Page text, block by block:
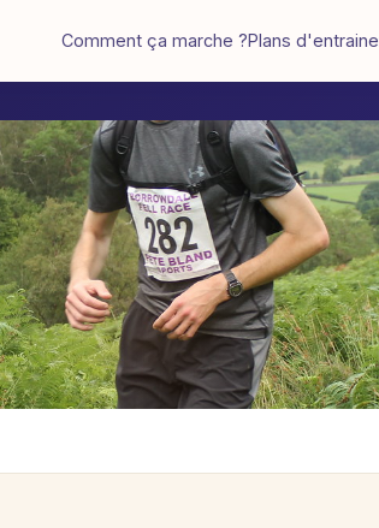
Comment ça marche ?Plans